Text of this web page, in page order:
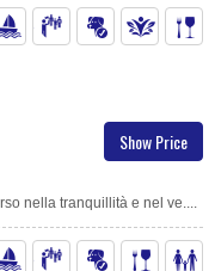
Show Price
nella tranquillità e nel ve....